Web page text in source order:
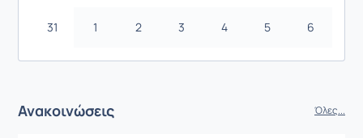
31 1 2 3 4 5 6
Ανακοινώσεις Όλες...